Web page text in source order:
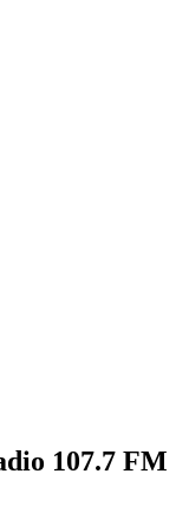
107.7 FM